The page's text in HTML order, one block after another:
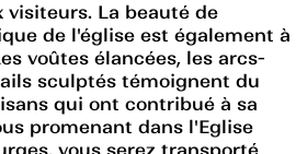
visiteurs. La beauté de
de l'église est également à
voûtes élancées, les arcs-
sculptés témoignent du
qui ont contribué à sa
promenant dans l'Eglise
vous serez transporté